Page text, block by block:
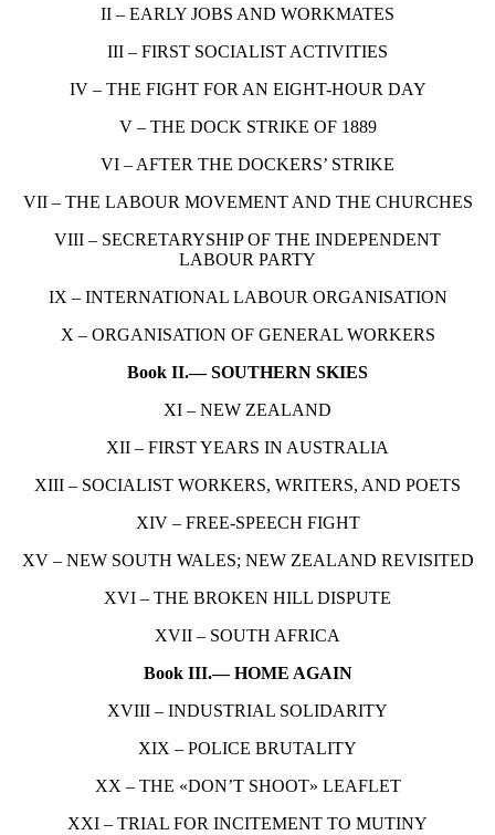
II – EARLY JOBS AND WORKMATES
III – FIRST SOCIALIST ACTIVITIES
IV – THE FIGHT FOR AN EIGHT-HOUR DAY
V – THE DOCK STRIKE OF 1889
VI – AFTER THE DOCKERS’ STRIKE
VII – THE LABOUR MOVEMENT AND THE CHURCHES
VIII – SECRETARYSHIP OF THE INDEPENDENT
LABOUR PARTY
IX – INTERNATIONAL LABOUR ORGANISATION
X – ORGANISATION OF GENERAL WORKERS
Book II.— SOUTHERN SKIES
XI – NEW ZEALAND
XII – FIRST YEARS IN AUSTRALIA
XIII – SOCIALIST WORKERS, WRITERS, AND POETS
XIV – FREE-SPEECH FIGHT
XV – NEW SOUTH WALES; NEW ZEALAND REVISITED
XVI – THE BROKEN HILL DISPUTE
XVII – SOUTH AFRICA
Book III.— HOME AGAIN
XVIII – INDUSTRIAL SOLIDARITY
XIX – POLICE BRUTALITY
XX – THE «DON’T SHOOT» LEAFLET
XXI – TRIAL FOR INCITEMENT TO MUTINY